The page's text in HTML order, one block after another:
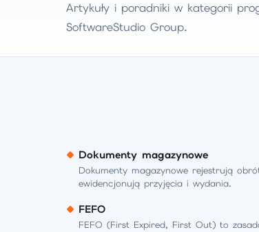
Artykuły i poradniki w kategorii
SoftwareStudio Group.
Dokumenty magazynowe
Dokumenty magazynowe rejestrują
ewidencjonują przyjęcia i wydania.
FEFO
FEFO (First Expired, First Out) to